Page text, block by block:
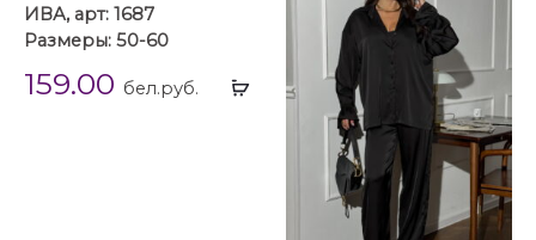
Выбрать
ИВА, арт: 1687
Размеры: 50-60
159.00 бел.руб.